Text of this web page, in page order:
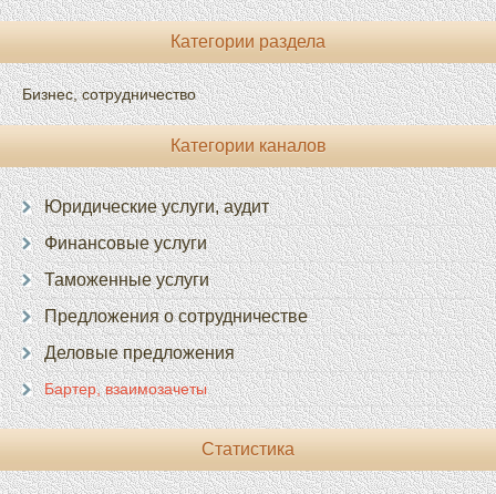
Категории раздела
Бизнес, сотрудничество
Категории каналов
Юридические услуги, аудит
Финансовые услуги
Таможенные услуги
Предложения о сотрудничестве
Деловые предложения
Бартер, взаимозачеты
Статистика